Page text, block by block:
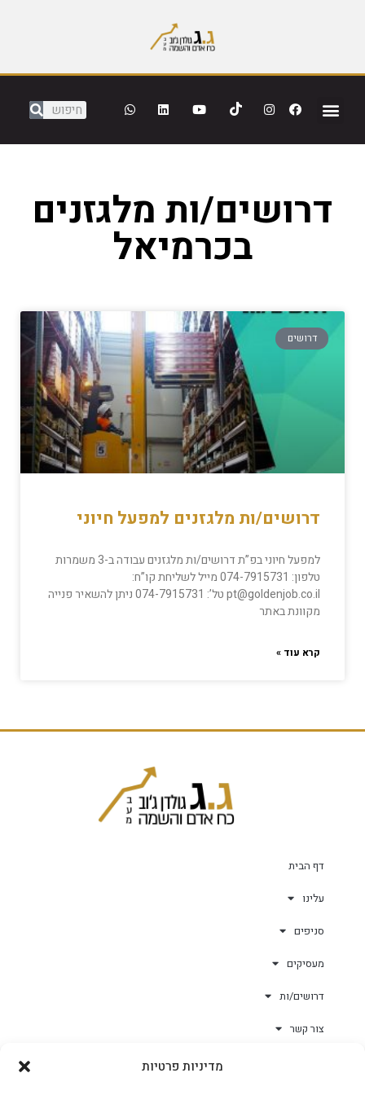
מדיניות פרטיות
דרושים/ות מלגזנים
בכרמיאל
דרושים
דרושים/ות מלגזנים למפעל חיוני
למפעל חיוני בפ”ת דרושים/ות מלגזנים עבודה ב-3 משמרות
טלפון: 074-7915731 מייל לשליחת קו”ח:
pt@goldenjob.co.il טל’: 074-7915731 ניתן להשאיר פנייה
מקוונת באתר
קרא עוד »
דף הבית
עלינו
סניפים
מעסיקים
דרושים/ות
צור קשר